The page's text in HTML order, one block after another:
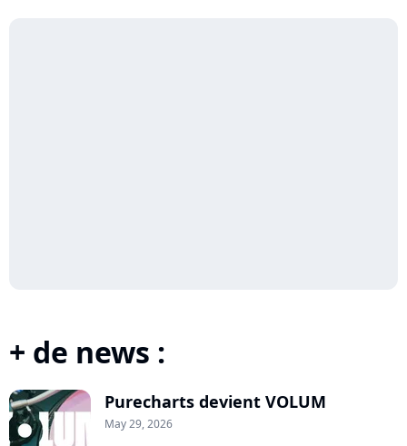
+ de news :
Purecharts devient VOLUM
May 29, 2026